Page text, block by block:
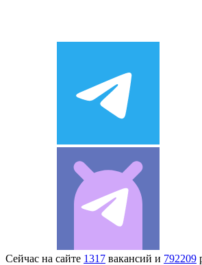
Сейчас на сайте 1317 вакансий и 792209